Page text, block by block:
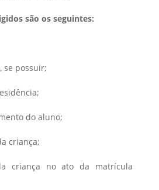
são os seguintes:
se possuir;
do aluno;
criança;
criança no ato da matrícula